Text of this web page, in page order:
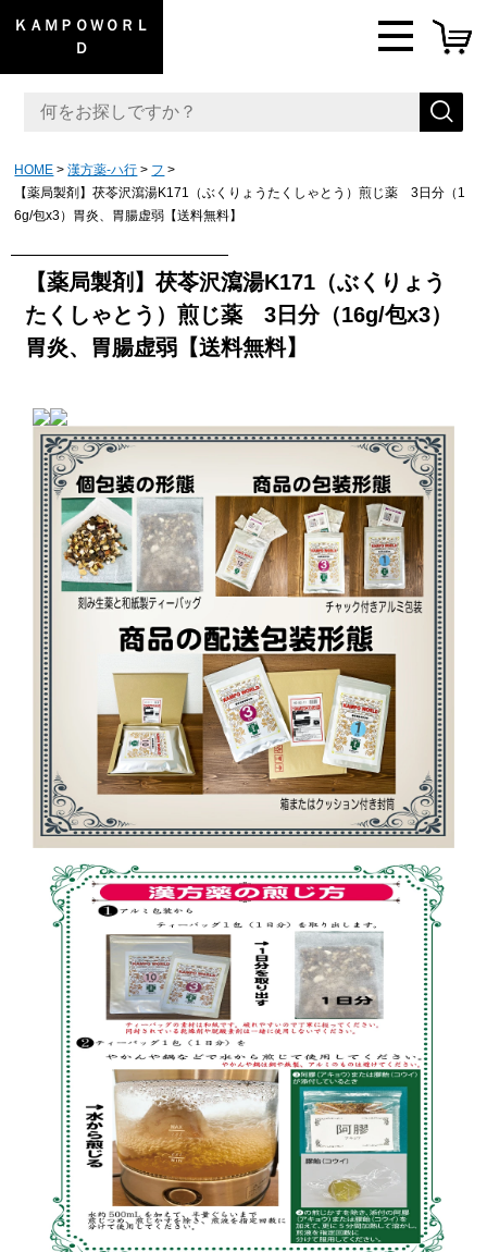
ＫＡＭＰＯＷＯＲＬ
Ｄ
HOME 漢方薬-ハ行
フ
【薬局製剤】茯苓沢瀉湯K171（ぶくりょうたくしゃとう）煎じ薬 3日分（1
6g/包x3）胃炎、胃腸虚弱【送料無料】
【薬局製剤】茯苓沢瀉湯K171（ぶくりょう
たくしゃとう）煎じ薬 3日分（16g/包x3）
胃炎、胃腸虚弱【送料無料】